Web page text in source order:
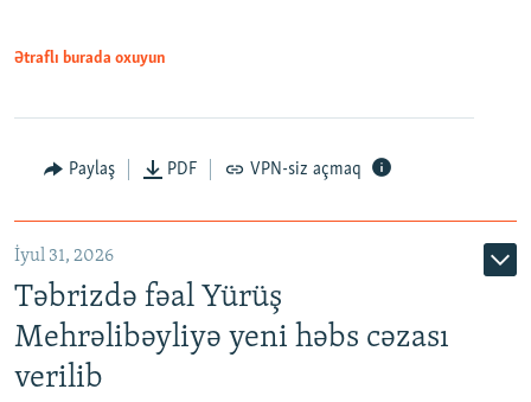
Ətraflı burada oxuyun
Paylaş PDF VPN-siz açmaq
İyul 31, 2026
Təbrizdə fəal Yürüş
Mehrəlibəyliyə yeni həbs cəzası
verilib